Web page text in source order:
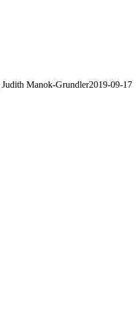
Judith Manok-Grundler2019-09-17